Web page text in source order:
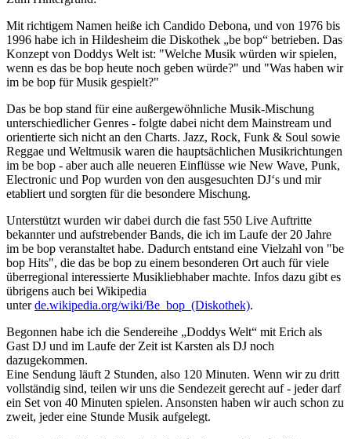
Mit richtigem Namen heiße ich Candido Debona, und von 1976 bis
1996 habe ich in Hildesheim die Diskothek „be bop“ betrieben. Das
Konzept von Doddys Welt ist: "Welche Musik würden wir spielen,
wenn es das be bop heute noch geben würde?" und "Was haben wir
im be bop für Musik gespielt?"
Das be bop stand für eine außergewöhnliche Musik-Mischung
unterschiedlicher Genres - folgte dabei nicht dem Mainstream und
orientierte sich nicht an den Charts. Jazz, Rock, Funk & Soul sowie
Reggae und Weltmusik waren die hauptsächlichen Musikrichtungen
im be bop - aber auch alle neueren Einflüsse wie New Wave, Punk,
Electronic und Pop wurden von den ausgesuchten DJ‘s und mir
etabliert und sorgten für die besondere Mischung.
Unterstützt wurden wir dabei durch die fast 550 Live Auftritte
bekannter und aufstrebender Bands, die ich im Laufe der 20 Jahre
im be bop veranstaltet habe. Dadurch entstand eine Vielzahl von "be
bop Hits", die das be bop zu einem besonderen Ort auch für viele
überregional interessierte Musikliebhaber machte. Infos dazu gibt es
übrigens auch bei Wikipedia
unterde.wikipedia.org/wiki/Be_bop_(Diskothek).
Begonnen habe ich die Sendereihe „Doddys Welt“ mit Erich als
Gast DJ und im Laufe der Zeit ist Karsten als DJ noch
dazugekommen.
Eine Sendung läuft 2 Stunden, also 120 Minuten. Wenn wir zu dritt
vollständig sind, teilen wir uns die Sendezeit gerecht auf - jeder darf
ein Set von 40 Minuten spielen. Ansonsten haben wir auch schon zu
zweit, jeder eine Stunde Musik aufgelegt.